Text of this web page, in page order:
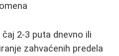
2-3 puta dnevno ili
zahvaćenih predela